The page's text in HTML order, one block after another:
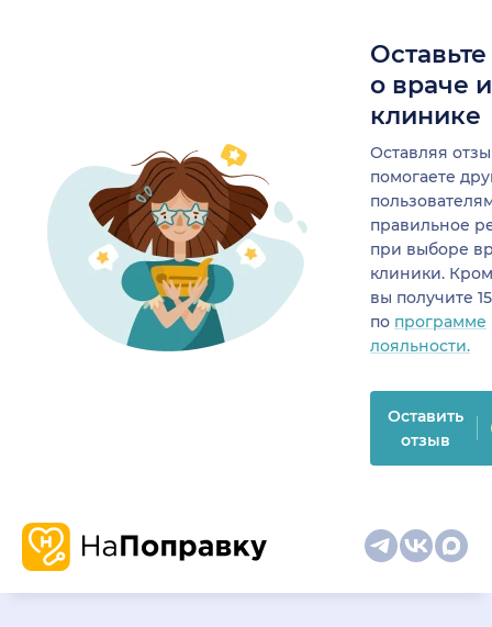
о враче
клинике
Оставляя
помогаете
правильное
при выборе
клиники.
вы получите
по программе
лояльности.
Оставить
отзыв